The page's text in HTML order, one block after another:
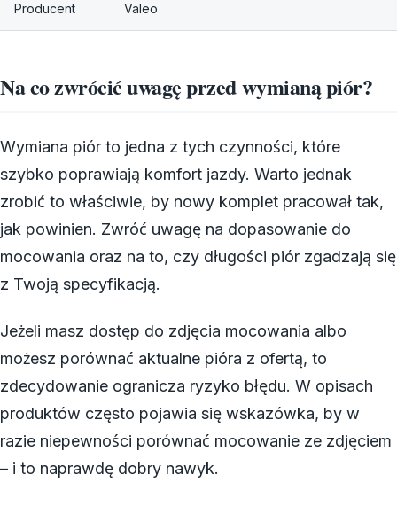
Producent Valeo
Na co zwrócić uwagę przed wymianą piór?
Wymiana piór to jedna z tych czynności, które
szybko poprawiają komfort jazdy. Warto jednak
zrobić to właściwie, by nowy komplet pracował tak,
jak powinien. Zwróć uwagę na dopasowanie do
mocowania oraz na to, czy długości piór zgadzają się
z Twoją specyfikacją.
Jeżeli masz dostęp do zdjęcia mocowania albo
możesz porównać aktualne pióra z ofertą, to
zdecydowanie ogranicza ryzyko błędu. W opisach
produktów często pojawia się wskazówka, by w
razie niepewności porównać mocowanie ze zdjęciem
– i to naprawdę dobry nawyk.